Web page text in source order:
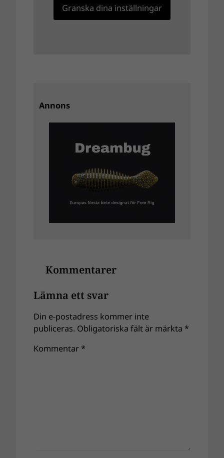
Granska dina inställningar
Annons
Kommentarer
Lämna ett svar
Din e-postadress kommer inte
publiceras. Obligatoriska fält är märkta *
Kommentar *